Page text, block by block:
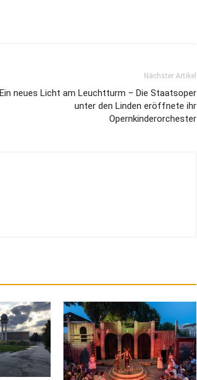
Nächster Artikel
Ein neues Licht am Leuchtturm – Die Staatsoper
unter den Linden eröffnete ihr
Opernkinderorchester